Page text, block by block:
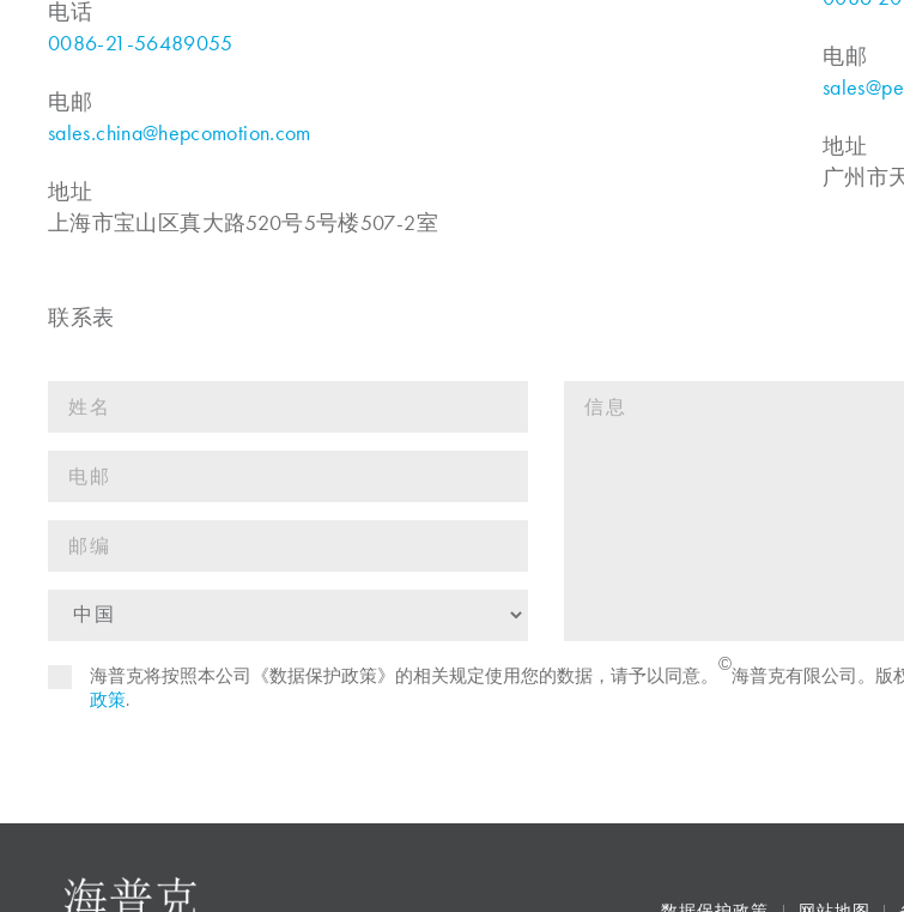
电话
0086-21-56489055
电邮
sales.china@hepcomotion.com
地址
上海市宝山区真大路520号5号楼507-2室
电邮
地址
广州市
联系表
海普克将按照本公司《数据保护政策》的相关规定使用您的数据，请予以同意。
©
海普克有限公司。版
政策.